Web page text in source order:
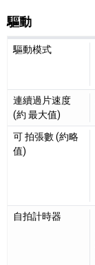
驅動
驅動細節敘述
驅動模式
連續過片速度
(約 最大值)
可 拍張數 (約略
值)
自拍計時器